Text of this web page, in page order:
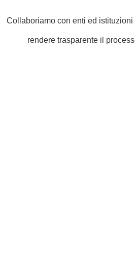
Collaboriamo con enti ed
rendere trasparente il